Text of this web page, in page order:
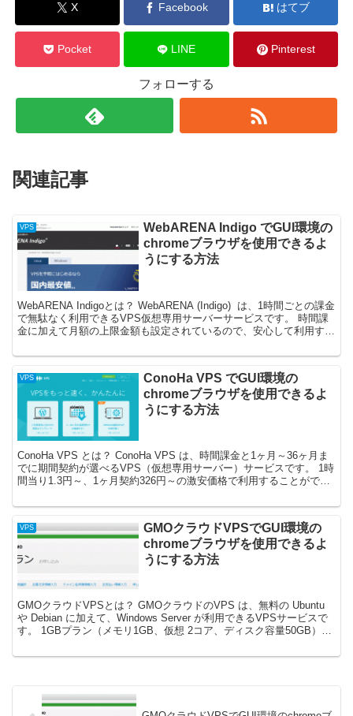
X Facebook はてブ
Pocket LINE Pinterest
フォローする
関連記事
VPS
WebARENA Indigo でGUI環境の
chromeブラウザを使用できるよ
うにする方法
WebARENA Indigoとは？ WebARENA (Indigo) は、1時間ごとの課金
で無駄なく利用できるVPS仮想専用サーバーサービスです。 時間課
金に加えて月額の上限金額も設定されているので、安心して利用する
VPS
ConoHa VPS でGUI環境の
chromeブラウザを使用できるよ
うにする方法
ConoHa VPS とは？ ConoHa VPS は、時間課金と1ヶ月～36ヶ月ま
でに期間契約が選べるVPS（仮想専用サーバー）サービスです。 1時
間当り1.3円～、1ヶ月契約326円～の激安価格で利用することができ
VPS
GMOクラウドVPSでGUI環境の
chromeブラウザを使用できるよ
うにする方法
GMOクラウドVPSとは？ GMOクラウドのVPS は、無料の Ubuntu
や Debian に加えて、Windows Server が利用できるVPSサービスで
す。 1GBプラン（メモリ1GB、仮想 2コア、ディスク容量50GB）に